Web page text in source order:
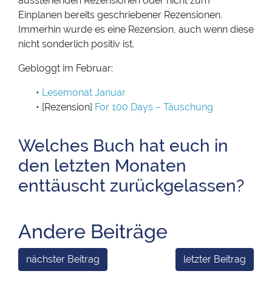
Einplanen bereits geschriebener Rezensionen.
Immerhin wurde es eine Rezension, auch wenn diese
nicht sonderlich positiv ist.
Gebloggt im Februar:
Lesemonat Januar
[Rezension] For 100 Days – Täuschung
Welches Buch hat euch in
den letzten Monaten
enttäuscht zurückgelassen?
Andere Beiträge
nächster Beitrag letzter Beitrag